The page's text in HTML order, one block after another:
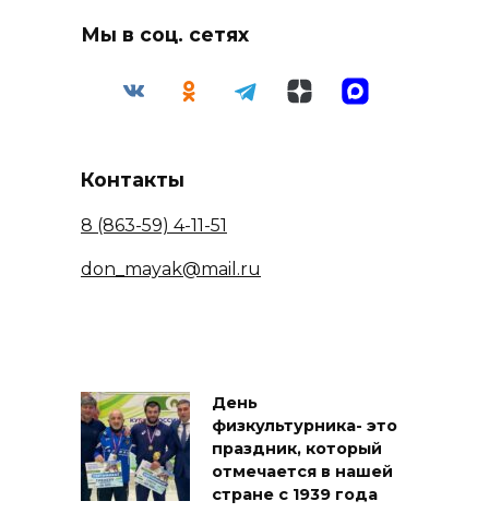
Мы в соц. сетях
Контакты
8 (863-59) 4-11-51
don_mayak@mail.ru
День
физкультурника- это
праздник, который
отмечается в нашей
стране с 1939 года